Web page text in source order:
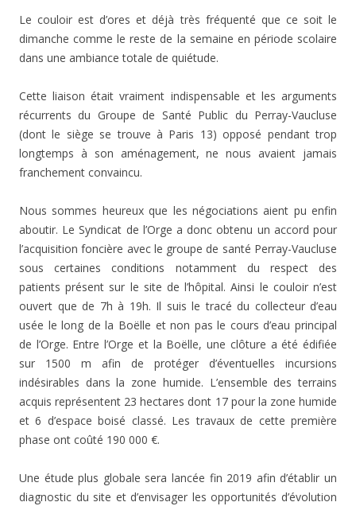
Le couloir est d’ores et déjà très fréquenté que ce soit le
dimanche comme le reste de la semaine en période scolaire
dans une ambiance totale de quiétude.
Cette liaison était vraiment indispensable et les arguments
récurrents du Groupe de Santé Public du Perray-Vaucluse
(dont le siège se trouve à Paris 13) opposé pendant trop
longtemps à son aménagement, ne nous avaient jamais
franchement convaincu.
Nous sommes heureux que les négociations aient pu enfin
aboutir. Le Syndicat de l’Orge a donc obtenu un accord pour
l’acquisition foncière avec le groupe de santé Perray-Vaucluse
sous certaines conditions notamment du respect des
patients présent sur le site de l’hôpital. Ainsi le couloir n’est
ouvert que de 7h à 19h. Il suis le tracé du collecteur d’eau
usée le long de la Boëlle et non pas le cours d’eau principal
de l’Orge. Entre l’Orge et la Boëlle, une clôture a été édifiée
sur 1500 m afin de protéger d’éventuelles incursions
indésirables dans la zone humide. L’ensemble des terrains
acquis représentent 23 hectares dont 17 pour la zone humide
et 6 d’espace boisé classé. Les travaux de cette première
phase ont coûté 190 000 €.
Une étude plus globale sera lancée fin 2019 afin d’établir un
diagnostic du site et d’envisager les opportunités d’évolution